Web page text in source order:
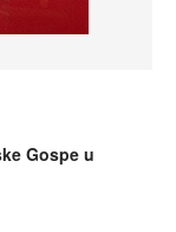
Gospe u